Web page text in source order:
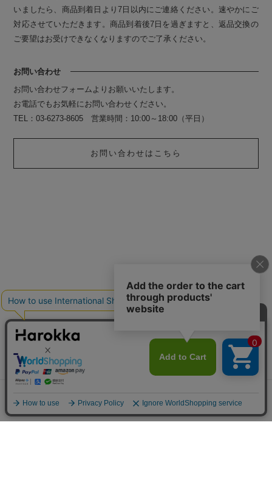
いましたら、商品到着日より7日以内にご連絡ください。速やかにご
対応させていただきます。商品到着後7日を過ぎますと、返品交換の
ご要望はお受けできなくなりますのでご了承ください。
お問い合わせ
お問い合わせフォームよりお願いいたします。
お電話でもお気軽にお問い合わせください。
TEL：03-6273-8605 営業時間：10:00～18:00（平日）
お問い合わせはこちら